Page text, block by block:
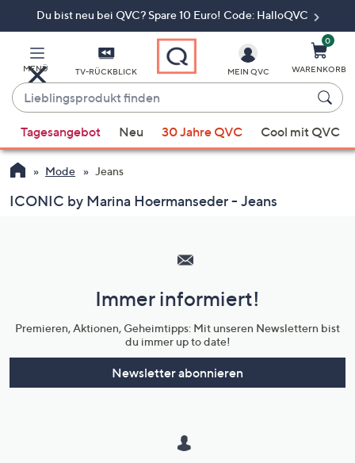
Du bist neu bei QVC? Spare 10 Euro! Code: HalloQVC
MENÜ TV-RÜCKBLICK
Lieblingsprodukt
finden
Vorschläge
verfügbar
sind,
verwenden
nach
wischen
MEIN QVC
0
WARENKORB
Tagesangebot Neu 30 Jahre QVC Cool mit QVC
Mode Jeans
ICONIC by Marina Hoermanseder - Jeans
Unternehmensinformationen
Immer informiert!
Premieren, Aktionen, Geheimtipps: Mit unseren Newslettern bist
du immer up to date!
Newsletter abonnieren